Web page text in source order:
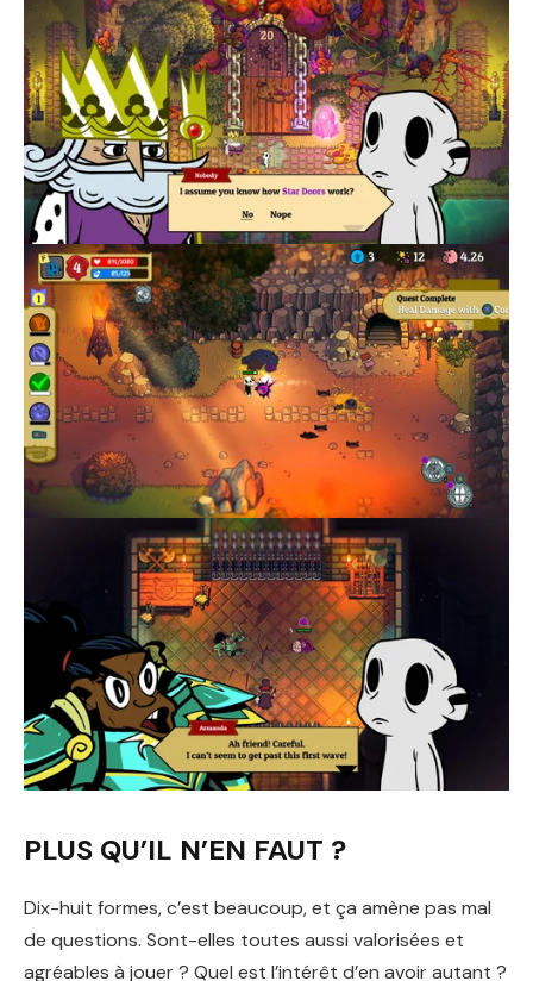
PLUS QU’IL N’EN FAUT ?
Dix-huit formes, c’est beaucoup, et ça amène pas mal
de questions. Sont-elles toutes aussi valorisées et
agréables à jouer ? Quel est l’intérêt d’en avoir autant ?